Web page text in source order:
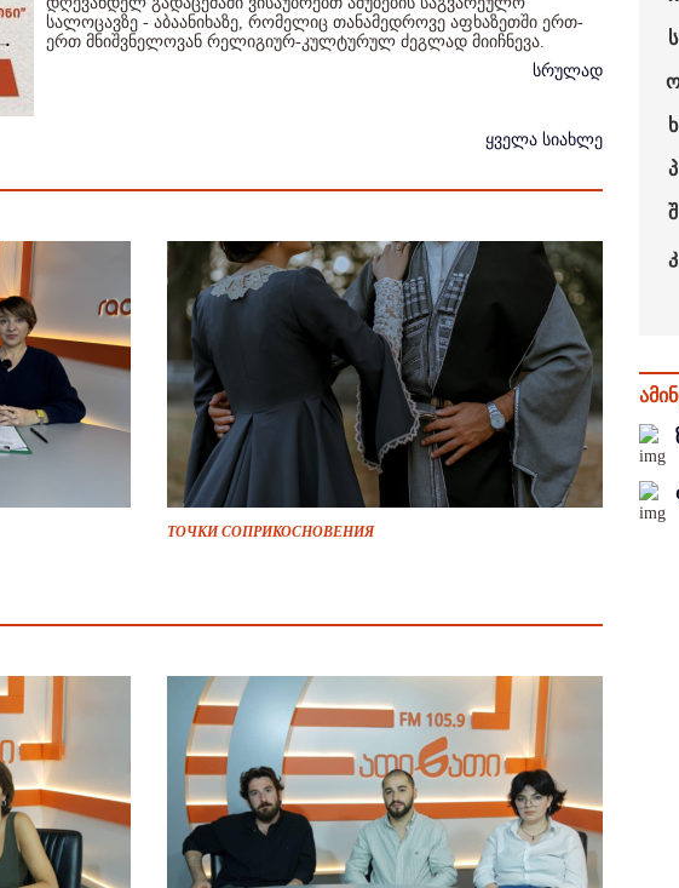
სალოცავზე - აბაანიხაზე, რომელიც თანამედროვე აფხაზეთში ერთ-
ერთ მნიშვნელოვან რელიგიურ-კულტურულ ძეგლად მიიჩნევა.
სრულად
ყველა სიახლე
ТОЧКИ СОПРИКОСНОВЕНИЯ
ს
ხ
პ
შ
კ